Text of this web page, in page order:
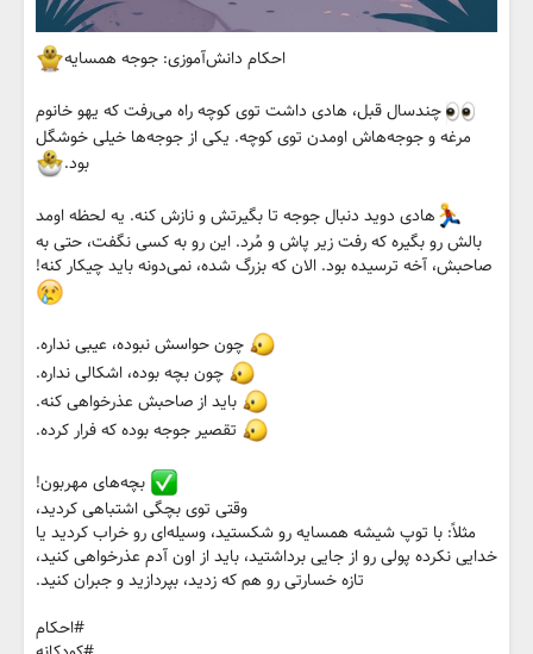
احکام دانش‌آموزی: جوجه همسایه
چندسال قبل، هادی داشت توی کوچه راه می‌رفت که یهو خانوم
مرغه و جوجه‌هاش اومدن توی کوچه. یکی از جوجه‌ها خیلی خوشگل
بود.
هادی دوید دنبال جوجه تا بگیرتش و نازش کنه. یه لحظه اومد
بالش رو بگیره که رفت زیر پاش و مُرد. این رو به کسی نگفت، حتی به
صاحبش، آخه ترسیده بود. الان که بزرگ شده، نمی‌دونه باید چیکار کنه!
چون حواسش نبوده، عیبی نداره.
چون بچه بوده، اشکالی نداره.
باید از صاحبش عذرخواهی کنه.
تقصیر جوجه بوده که فرار کرده.
بچه‌های مهربون!
وقتی توی بچگی اشتباهی کردید،
مثلاً: با توپ شیشه همسایه رو شکستید، وسیله‌ای رو خراب کردید یا
خدایی نکرده پولی رو از جایی برداشتید، باید از اون آدم عذرخواهی کنید،
تازه خسارتی رو هم که زدید، بپردازید و جبران کنید.
#احکام